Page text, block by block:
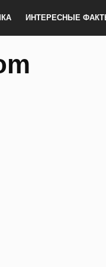
ИНТЕРЕСНЫЕ